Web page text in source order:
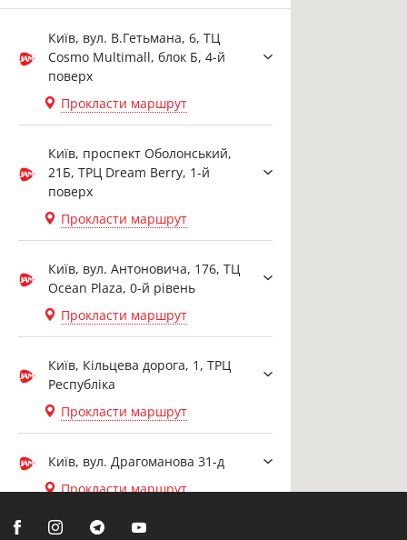
Київ, вул. В.Гетьмана, 6, ТЦ
Cosmo Multimall, блок Б, 4-й
поверх
Прокласти маршрут
Київ, проспект Оболонський,
21Б, ТРЦ Dream Berry, 1-й
поверх
Прокласти маршрут
Київ, вул. Антоновича, 176, ТЦ
Ocean Plaza, 0-й рівень
Прокласти маршрут
Київ, Кільцева дорога, 1, ТРЦ
Республіка
Прокласти маршрут
Київ, вул. Драгоманова 31-д
Прокласти маршрут